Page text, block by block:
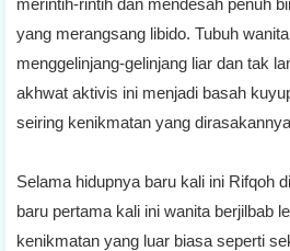
merintih-rintih dan mendesah penuh
yang merangsang libido. Tubuh
menggelinjang-gelinjang liar dan tak
akhwat aktivis ini menjadi basah
seiring kenikmatan yang
Selama hidupnya baru kali ini Rifqoh
baru pertama kali ini wanita berjilbab
kenikmatan yang luar biasa seperti